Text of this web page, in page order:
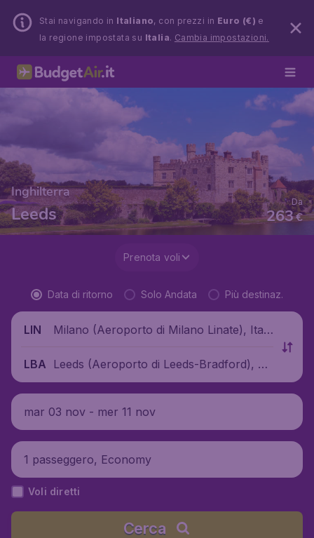
Stai navigando in Italiano, con prezzi in Euro (€) e
la regione impostata su Italia. Cambia impostazioni.
Inghilterra
Leeds €
263
Da
Prenota voli
Data di ritorno Solo Andata Più destinaz.
LIN
Milano (Aeroporto di Milano Linate), Itali
LBA Leeds (Aeroporto di Leeds-Bradford), Re
gno Unito
mar 03 nov - mer 11 nov
1 passeggero, Economy
Voli diretti
Cerca